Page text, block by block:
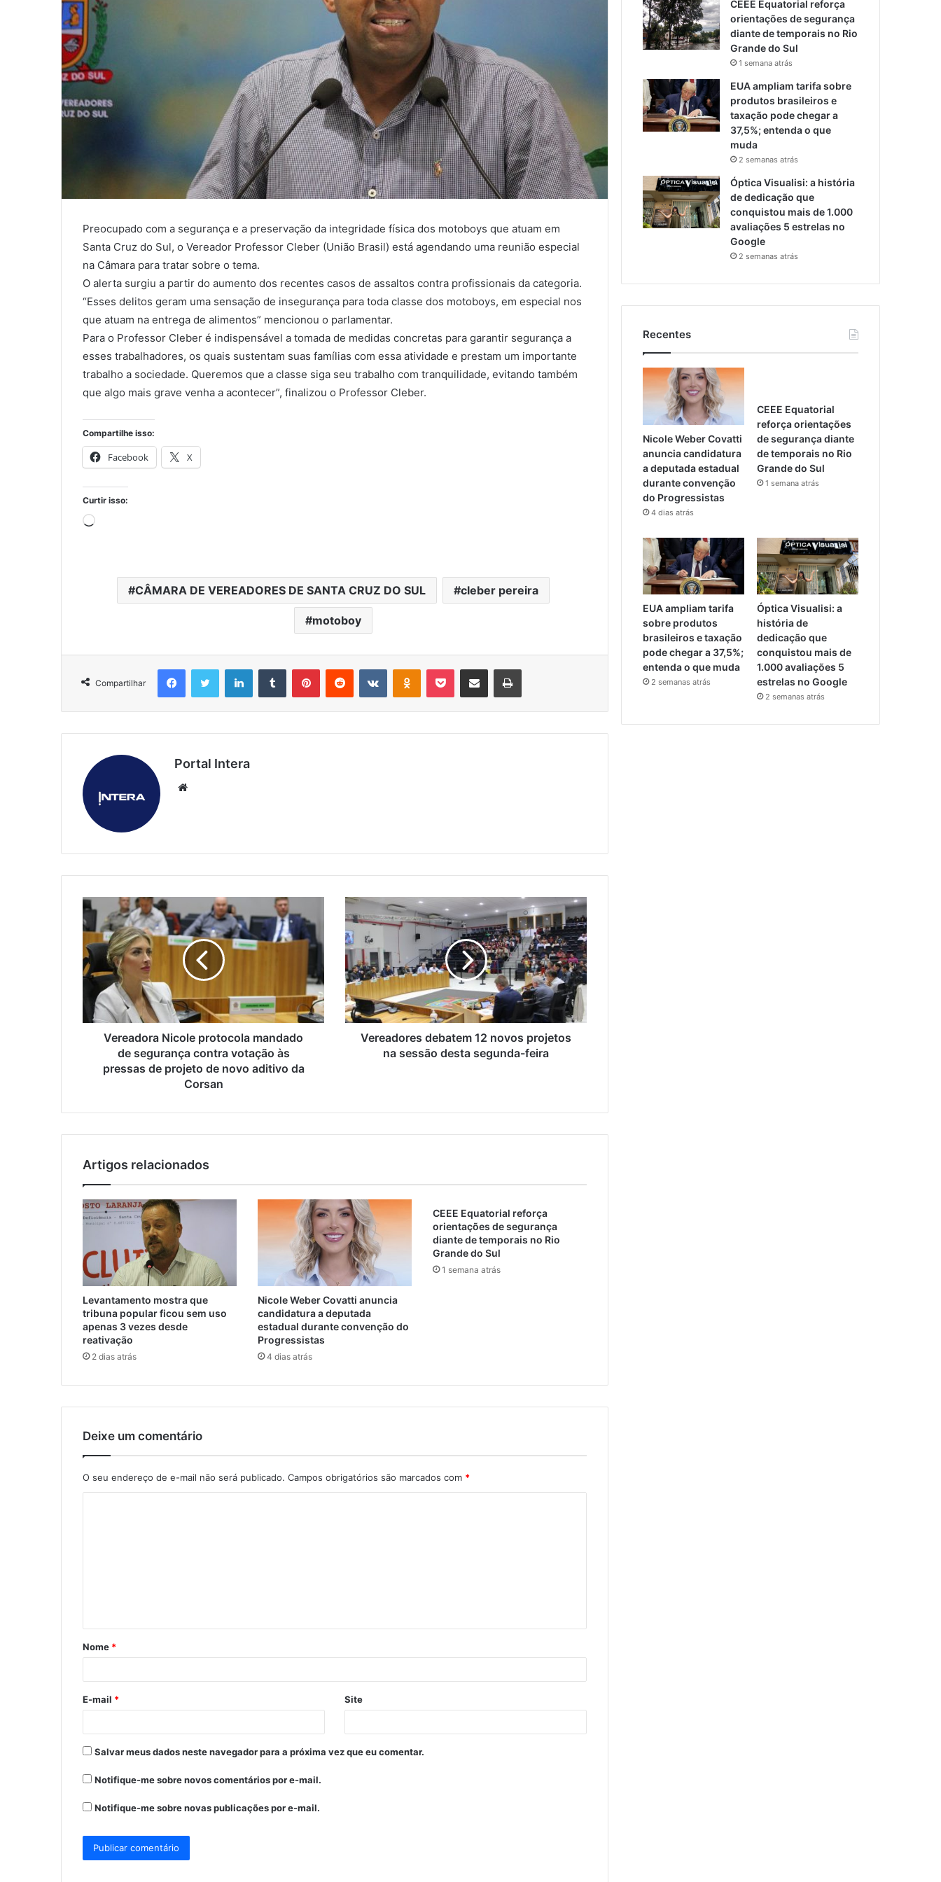
Preocupado com a segurança e a preservação da integridade física dos motoboys que atuam em
Santa Cruz do Sul, o Vereador Professor Cleber (União Brasil) está agendando uma reunião especial
na Câmara para tratar sobre o tema.
O alerta surgiu a partir do aumento dos recentes casos de assaltos contra profissionais da categoria.
“Esses delitos geram uma sensação de insegurança para toda classe dos motoboys, em especial nos
que atuam na entrega de alimentos” mencionou o parlamentar.
Para o Professor Cleber é indispensável a tomada de medidas concretas para garantir segurança a
esses trabalhadores, os quais sustentam suas famílias com essa atividade e prestam um importante
trabalho a sociedade. Queremos que a classe siga seu trabalho com tranquilidade, evitando também
que algo mais grave venha a acontecer”, finalizou o Professor Cleber.
Compartilhe isso:
Facebook X
Curtir isso:
Carregando...
CÂMARA DE VEREADORES DE SANTA CRUZ DO SUL cleber pereira
motoboy
Compartilhar
FacebookTwitter LinkedinTumblr PinterestReddit VK OK Pocket Compartilhar via e-mail Imprimir
Portal Intera
Vereadora Nicole protocola mandado
de segurança contra votação às
pressas de projeto de novo aditivo da
Corsan
Vereadores debatem 12 novos projetos
na sessão desta segunda-feira
Artigos relacionados
Levantamento mostra que
tribuna popular ficou sem uso
apenas 3 vezes desde
reativação
2 dias atrás
Nicole Weber Covatti anuncia
candidatura a deputada
estadual durante convenção do
Progressistas
4 dias atrás
CEEE Equatorial reforça
orientações de segurança
diante de temporais no Rio
Grande do Sul
1 semana atrás
Deixe um comentário
O seu endereço de e-mail não será publicado. Campos obrigatórios são marcados com *
á
r
*
Nome *
E-mail * Site
Salvar meus dados neste navegador para a próxima vez que eu comentar.
Notifique-me sobre novos comentários por e-mail.
Notifique-me sobre novas publicações por e-mail.
CEEE Equatorial reforça
orientações de segurança
diante de temporais no Rio
Grande do Sul
1 semana atrás
EUA ampliam tarifa sobre
produtos brasileiros e
taxação pode chegar a
37,5%; entenda o que
muda
2 semanas atrás
Óptica Visualisi: a história
de dedicação que
conquistou mais de 1.000
avaliações 5 estrelas no
Google
2 semanas atrás
Recentes
Nicole Weber Covatti
anuncia candidatura
a deputada estadual
durante convenção
do Progressistas
4 dias atrás
CEEE Equatorial
reforça orientações
de segurança diante
de temporais no Rio
Grande do Sul
1 semana atrás
EUA ampliam tarifa
sobre produtos
brasileiros e taxação
pode chegar a 37,5%;
entenda o que muda
2 semanas atrás
Óptica Visualisi: a
história de
dedicação que
conquistou mais de
1.000 avaliações 5
estrelas no Google
2 semanas atrás